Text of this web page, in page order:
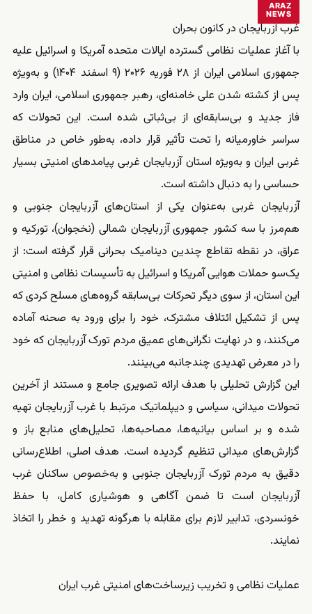
ARAZ
NEWS
غرب آزربایجان در کانون بحران
با آغاز عملیات نظامی گسترده ایالات متحده آمریکا و اسرائیل علیه
جمهوری اسلامی ایران از ۲۸ فوریه ۲۰۲۶ (۹ اسفند ۱۴۰۴) و به‌ویژه
پس از کشته شدن علی خامنه‌ای، رهبر جمهوری اسلامی، ایران وارد
فاز جدید و بی‌سابقه‌ای از بی‌ثباتی شده است. این تحولات که
سراسر خاورمیانه را تحت تأثیر قرار داده، به‌طور خاص در مناطق
غربی ایران و به‌ویژه استان آزربایجان غربی پیامدهای امنیتی بسیار
حساسی را به دنبال داشته است.
آزربایجان غربی به‌عنوان یکی از استان‌های آزربایجان جنوبی و
هم‌مرز با سه کشور جمهوری آزربایجان شمالی (نخجوان)، تورکیه و
عراق، در نقطه تقاطع چندین دینامیک بحرانی قرار گرفته است: از
یک‌سو حملات هوایی آمریکا و اسرائیل به تأسیسات نظامی و امنیتی
این استان، از سوی دیگر تحرکات بی‌سابقه گروه‌های مسلح کردی که
پس از تشکیل ائتلاف مشترک، خود را برای ورود به صحنه آماده
می‌کنند، و در نهایت نگرانی‌های عمیق مردم تورک آزربایجان که خود
را در معرض تهدیدی چندجانبه می‌بینند.
این گزارش تحلیلی با هدف ارائه تصویری جامع و مستند از آخرین
تحولات میدانی، سیاسی و دیپلماتیک مرتبط با غرب آزربایجان تهیه
شده و بر اساس بیانیه‌ها، مصاحبه‌ها، تحلیل‌های منابع باز و
گزارش‌های میدانی تنظیم گردیده است. هدف اصلی، اطلاع‌رسانی
دقیق به مردم تورک آزربایجان جنوبی و به‌خصوص ساکنان غرب
آزربایجان است تا ضمن آگاهی و هوشیاری کامل، با حفظ
خونسردی، تدابیر لازم برای مقابله با هرگونه تهدید و خطر را اتخاذ
نمایند.
عملیات نظامی و تخریب زیرساخت‌های امنیتی غرب ایران